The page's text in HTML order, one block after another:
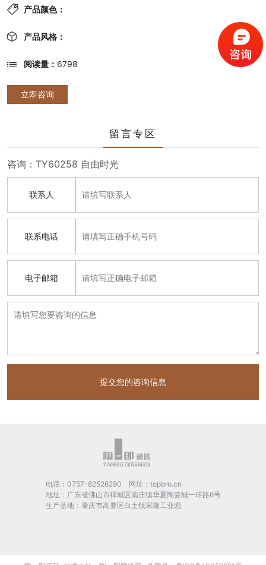
产品颜色：
产品风格：
阅读量： 6798
立即咨询
留言专区
咨询：TY60258 自由时光
联系人
联系电话
电子邮箱
电话：0757-82526290 网址：topbro.cn
地址：广东省佛山市禅城区南庄镇华夏陶瓷城一环路6号
生产基地：肇庆市高要区白土镇宋隆工业园